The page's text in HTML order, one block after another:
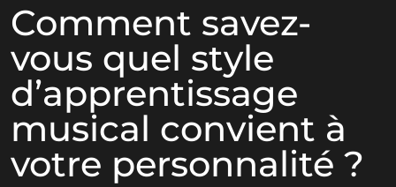
Comment savez-
vous quel style
d’apprentissage
musical convient à
votre personnalité ?